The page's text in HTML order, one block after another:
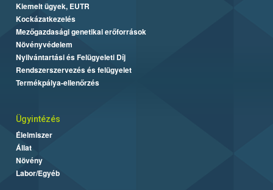
Kiemelt ügyek, EUTR
Kockázatkezelés
Mezőgazdasági genetikai erőforrások
Növényvédelem
Nyilvántartási és Felügyeleti Díj
Rendszerszervezés és felügyelet
Termékpálya-ellenőrzés
Ügyintézés
Élelmiszer
Állat
Növény
Labor/Egyéb